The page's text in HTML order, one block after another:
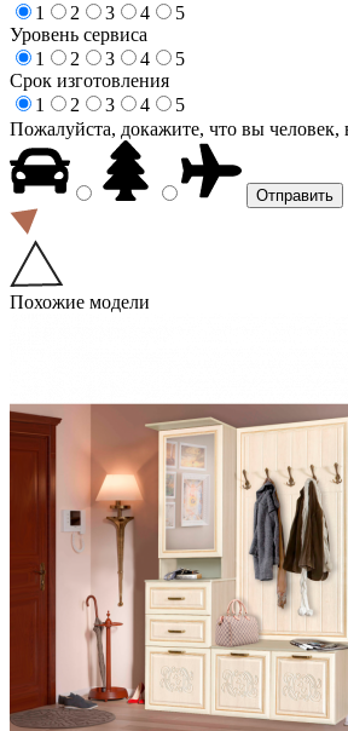
1
2 3 4
5
Уровень сервиса
1
2 3 4
5
Срок изготовления
1
2 3 4
5
Пожалуйста, докажите, что вы человек,
Похожие модели